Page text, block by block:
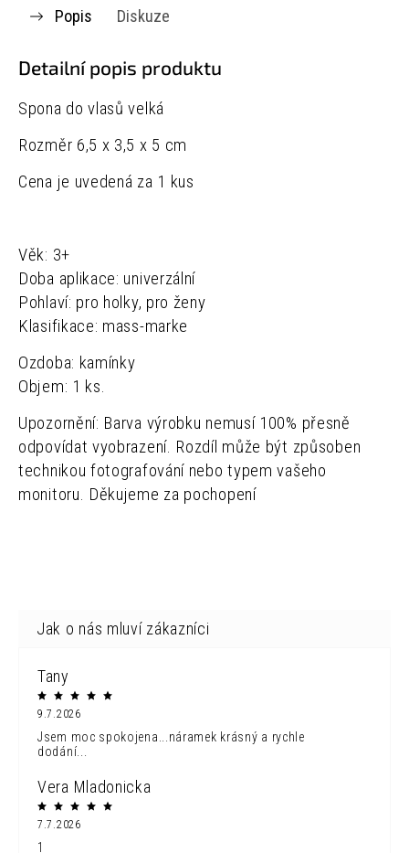
Popis Diskuze
Detailní popis produktu
Spona do vlasů velká
Rozměr 6,5 x 3,5 x 5 cm
Cena je uvedená za 1 kus
Věk: 3+
Doba aplikace: univerzální
Pohlaví: pro holky, pro ženy
Klasifikace: mass-marke
Ozdoba: kamínky
Objem: 1 ks.
Upozornění: Barva výrobku nemusí 100% přesně
odpovídat vyobrazení. Rozdíl může být způsoben
technikou fotografování nebo typem vašeho
monitoru. Děkujeme za pochopení
Tany
9.7.2026
Jsem moc spokojena...náramek krásný a rychle
dodání...
Vera Mladonicka
7.7.2026
1